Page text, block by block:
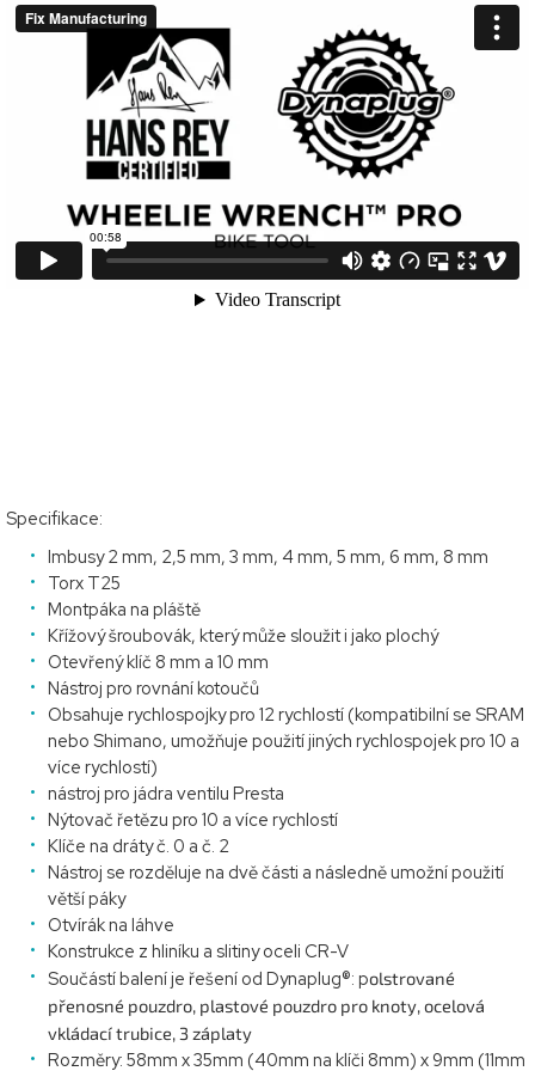
Specifikace:
Imbusy 2 mm, 2,5 mm, 3 mm, 4 mm, 5 mm, 6 mm, 8 mm
Torx T25
Montpáka na pláště
Křížový šroubovák, který může sloužit i jako plochý
Otevřený klíč 8 mm a 10 mm
Nástroj pro rovnání kotoučů
Obsahuje rychlospojky pro 12 rychlostí (kompatibilní se SRAM
nebo Shimano, umožňuje použití jiných rychlospojek pro 10 a
více rychlostí)
nástroj pro jádra ventilu Presta
Nýtovač řetězu pro 10 a více rychlostí
Klíče na dráty č. 0 a č. 2
Nástroj se rozděluje na dvě části a následně umožní použití
větší páky
Otvírák na láhve
Konstrukce z hliníku a slitiny oceli CR-V
Součástí balení je řešení od Dynaplug®: polstrované
přenosné pouzdro, plastové pouzdro pro knoty, ocelová
vkládací trubice, 3záplaty
Rozměry: 58mm x 35mm (40mm na klíči 8mm) x 9mm (11mm